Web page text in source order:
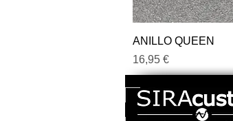
Quick View
ANILLO QUEEN
Price
16,95 €